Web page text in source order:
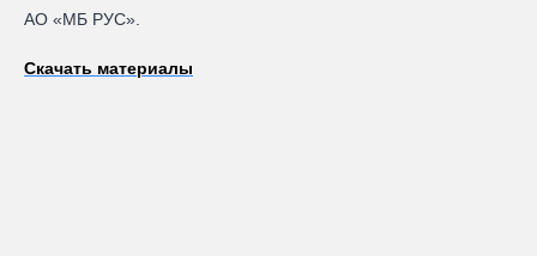
АО «МБ РУС».
Скачать материалы